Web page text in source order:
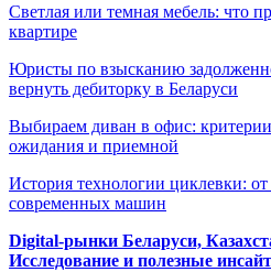
Светлая или темная мебель: что
квартире
Юристы по взысканию
вернуть дебиторку в Беларуси
Выбираем диван в офис:
ожидания и приемной
История технологии циклевки:
современных машин
Digital-рынки Беларуси,
Исследование и полезные